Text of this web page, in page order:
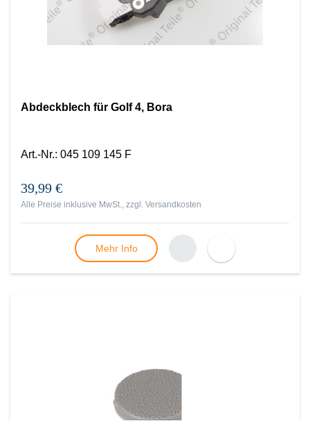
Abdeckblech für Golf 4, Bora
Art.-Nr.: 045 109 145 F
39,99 €
Alle Preise inklusive MwSt., zzgl. Versandkosten
Mehr Info